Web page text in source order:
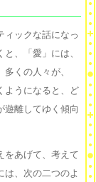
ックな話になっ
、「愛」には、
くの人々が、
ようになると、ど
遊離してゆく傾向
をあげて、考えて
は、次の二つのよ